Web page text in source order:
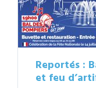
Reportés :
et feu